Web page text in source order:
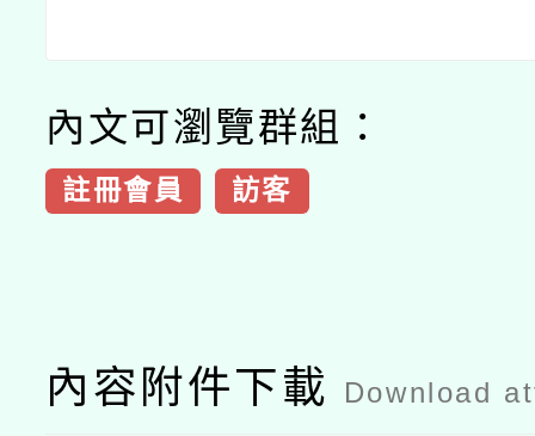
內文可瀏覽群組：
註冊會員 訪客
內容附件下載 Download